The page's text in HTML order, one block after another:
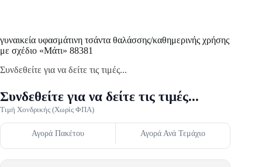
γυναικεία υφασμάτινη τσάντα θαλάσσης/καθημερινής χρήσης
με σχέδιο «Μάτι» 88381
Συνδεθείτε για να δείτε τις τιμές...
Συνδεθείτε για να δείτε τις τιμές...
Τιμή Χονδρικής (Χωρίς ΦΠΑ)
Αγορά Πακέτου Αγορά Ανά Τεμάχιο